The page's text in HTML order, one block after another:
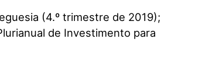
(4.º trimestre de 2019);
de Investimento para